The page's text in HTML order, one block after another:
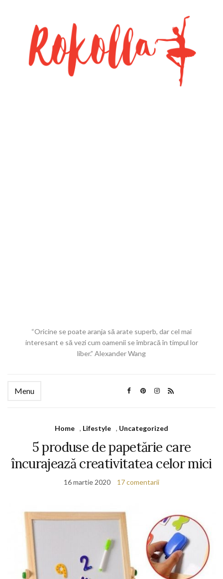
“Oricine se poate aranja să arate superb, dar cel mai
interesant e să vezi cum oamenii se îmbracă în timpul lor
liber.” Alexander Wang
Menu
Home , Lifestyle , Uncategorized
5 produse de papetărie care
încurajează creativitatea celor mici
16 martie 2020 17 comentarii